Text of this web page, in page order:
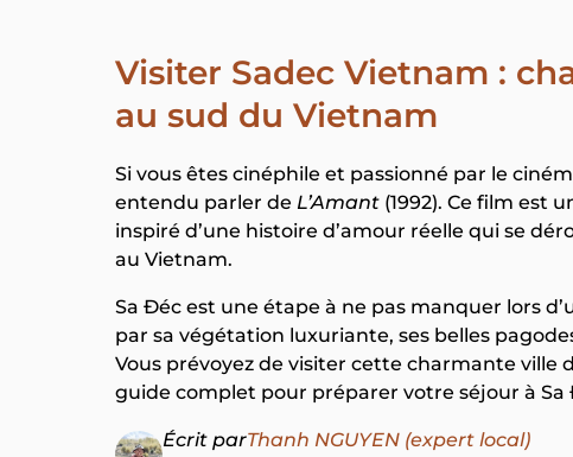
Visiter Sadec Vietnam :
au sud du Vietnam
Si vous êtes cinéphile et passionné par le
entendu parler de L’Amant (1992). Ce film est
inspiré d’une histoire d’amour réelle qui se
au Vietnam.
Sa Đéc est une étape à ne pas manquer lors
par sa végétation luxuriante, ses belles
Vous prévoyez de visiter cette charmante ville
guide complet pour préparer votre séjour à Sa
Écrit parThanh NGUYEN (expert local)